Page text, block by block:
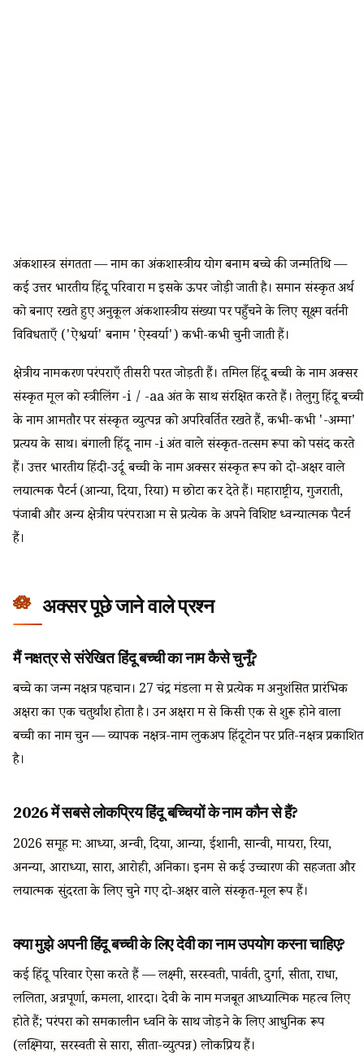
अंकशास्त्र संगतता — नाम का अंकशास्त्रीय योग बनाम बच्चे की जन्मतिथि —
कई उत्तर भारतीय हिंदू परिवारों में इसके ऊपर जोड़ी जाती है। समान संस्कृत अर्थ
को बनाए रखते हुए अनुकूल अंकशास्त्रीय संख्या पर पहुँचने के लिए सूक्ष्म वर्तनी
विविधताएँ ('ऐश्वर्या' बनाम 'ऐस्वर्या') कभी-कभी चुनी जाती हैं।
क्षेत्रीय नामकरण परंपराएँ तीसरी परत जोड़ती हैं। तमिल हिंदू बच्ची के नाम अक्सर
संस्कृत मूल को स्त्रीलिंग -i / -aa अंत के साथ संरक्षित करते हैं। तेलुगु हिंदू बच्ची
के नाम आमतौर पर संस्कृत व्युत्पन्न को अपरिवर्तित रखते हैं, कभी-कभी '-अम्मा'
प्रत्यय के साथ। बंगाली हिंदू नाम -i अंत वाले संस्कृत-तत्सम रूपों को पसंद करते
हैं। उत्तर भारतीय हिंदी-उर्दू बच्ची के नाम अक्सर संस्कृत रूप को दो-अक्षर वाले
लयात्मक पैटर्न (आन्या, दिया, रिया) में छोटा कर देते हैं। महाराष्ट्रीय, गुजराती,
पंजाबी और अन्य क्षेत्रीय परंपराओं में से प्रत्येक के अपने विशिष्ट ध्वन्यात्मक पैटर्न
हैं।
अक्सर पूछे जाने वाले प्रश्न
मैं नक्षत्र से संरेखित हिंदू बच्ची का नाम कैसे चुनूँ?
बच्चे का जन्म नक्षत्र पहचानें। 27 चंद्र मंडलों में से प्रत्येक में अनुशंसित प्रारंभिक
अक्षरों का एक चतुर्थांश होता है। उन अक्षरों में से किसी एक से शुरू होने वाला
बच्ची का नाम चुनें — व्यापक नक्षत्र-नाम लुकअप हिंदूटोन पर प्रति-नक्षत्र प्रकाशित
है।
2026 में सबसे लोकप्रिय हिंदू बच्चियों के नाम कौन से हैं?
2026 समूह में: आध्या, अन्वी, दिया, आन्या, ईशानी, सान्वी, मायरा, रिया,
अनन्या, आराध्या, सारा, आरोही, अनिका। इनमें से कई उच्चारण की सहजता और
लयात्मक सुंदरता के लिए चुने गए दो-अक्षर वाले संस्कृत-मूल रूप हैं।
क्या मुझे अपनी हिंदू बच्ची के लिए देवी का नाम उपयोग करना चाहिए?
कई हिंदू परिवार ऐसा करते हैं — लक्ष्मी, सरस्वती, पार्वती, दुर्गा, सीता, राधा,
ललिता, अन्नपूर्णा, कमला, शारदा। देवी के नाम मजबूत आध्यात्मिक महत्व लिए
होते हैं; परंपरा को समकालीन ध्वनि के साथ जोड़ने के लिए आधुनिक रूप
(लक्ष्मिया, सरस्वती से सारा, सीता-व्युत्पन्न) लोकप्रिय हैं।